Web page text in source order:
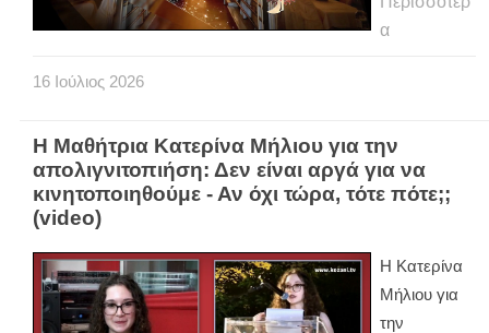
α
16 Ιούλιος 2026
H Μαθήτρια Κατερίνα Μήλιου για την
απολιγνιτοπιήση: Δεν είναι αργά για να
κινητοποιηθούμε - Αν όχι τώρα, τότε πότε;;
(video)
H Κατερίνα
Μήλιου για
την